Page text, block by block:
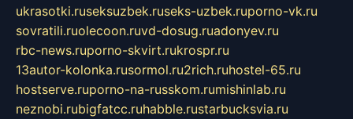
ukrasotki.ruseksuzbek.ruseks-uzbek.ruporno-vk.ru
sovratili.ruolecoon.ruvd-dosug.ruadonyev.ru
rbc-news.ruporno-skvirt.rukrospr.ru
13autor-kolonka.rusormol.ru2rich.ruhostel-65.ru
hostserve.ruporno-na-russkom.rumishinlab.ru
neznobi.rubigfatcc.ruhabble.rustarbucksvia.ru